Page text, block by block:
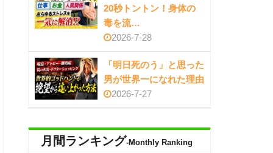
20秒トントン！身体の
毒を流…
2026-7-28
「明日死のう」と思った
男が世界一になれた理由
2026-7-27
月間ランキング-Monthly Ranking